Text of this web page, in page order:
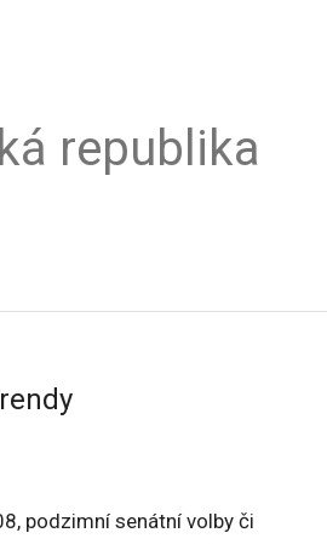
republika
podzimní senátní volby či